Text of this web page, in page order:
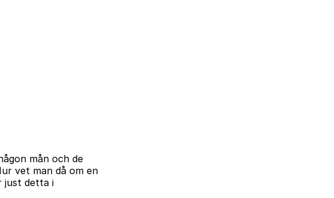
mån och de
vet man då om en
just detta i